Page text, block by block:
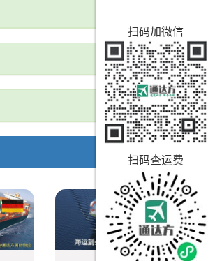
扫码加微信
扫码查运费